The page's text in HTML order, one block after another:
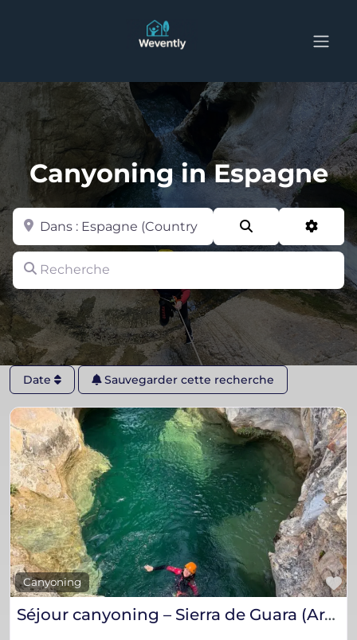
Canyoning in Espagne
Recherche
Zone
Date Sauvegarder cette recherche
Canyoning
Séjour canyoning – Sierra de Guara (Aragon)